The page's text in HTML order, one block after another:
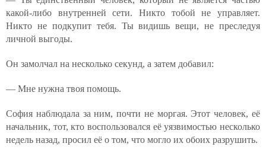
какой-либо внутренней сети. Никто тобой не управляет.
Никто не подкупит тебя. Ты видишь вещи, не преследуя
личной выгоды.
Он замолчал на несколько секунд, а затем добавил:
— Мне нужна твоя помощь.
София наблюдала за ним, почти не моргая. Этот человек, её
начальник, тот, кто воспользовался её уязвимостью несколько
недель назад, просил её о том, что могло их обоих разрушить.